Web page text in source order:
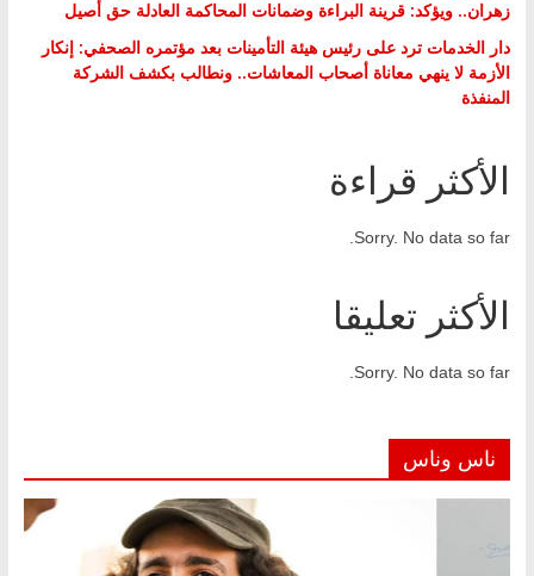
زهران.. ويؤكد: قرينة البراءة وضمانات المحاكمة العادلة حق أصيل
دار الخدمات ترد على رئيس هيئة التأمينات بعد مؤتمره الصحفي: إنكار
الأزمة لا ينهي معاناة أصحاب المعاشات.. ونطالب بكشف الشركة
المنفذة
الأكثر قراءة
Sorry. No data so far.
الأكثر تعليقا
Sorry. No data so far.
ناس وناس